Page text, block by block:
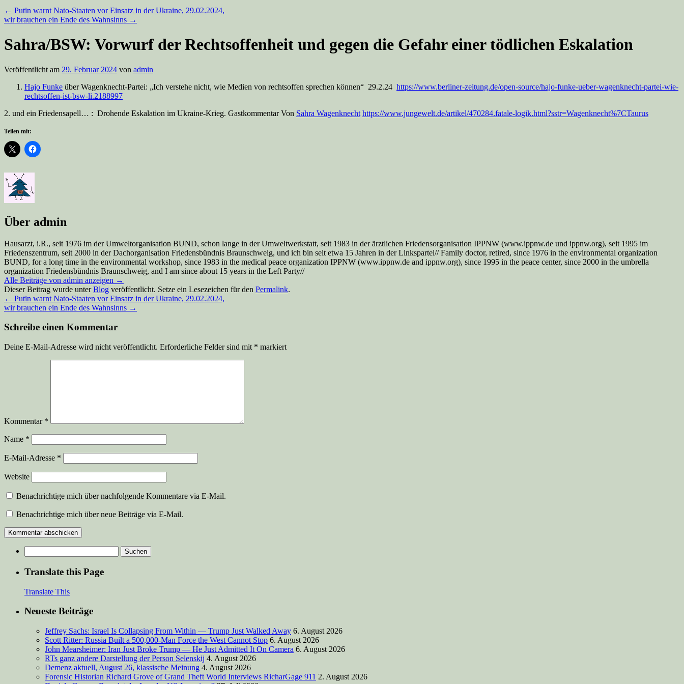
← Putin warnt Nato-Staaten vor Einsatz in der Ukraine, 29.02.2024,
wir brauchen ein Ende des Wahnsinns →
Sahra/BSW: Vorwurf der Rechtsoffenheit und gegen die Gefahr einer tödlichen Eskalation
Veröffentlicht am 29. Februar 2024 von admin
Hajo Funke über Wagenknecht-Partei: „Ich verstehe nicht, wie Medien von rechtsoffen sprechen können“ 29.2.24 https://www.berliner-zeitung.de/open-source/hajo-funke-ueber-wagenknecht-partei-wie-
rechtsoffen-ist-bsw-li.2188997
2. und ein Friedensapell… : Drohende Eskalation im Ukraine-Krieg. Gastkommentar Von Sahra Wagenknecht https://www.jungewelt.de/artikel/470284.fatale-logik.html?sstr=Wagenknecht%7CTaurus
Teilen mit:
Über admin
Hausarzt, i.R., seit 1976 im der Umweltorganisation BUND, schon lange in der Umweltwerkstatt, seit 1983 in der ärztlichen Friedensorganisation IPPNW (www.ippnw.de und ippnw.org), seit 1995 im
Friedenszentrum, seit 2000 in der Dachorganisation Friedensbündnis Braunschweig, und ich bin seit etwa 15 Jahren in der Linkspartei// Family doctor, retired, since 1976 in the environmental organization
BUND, for a long time in the environmental workshop, since 1983 in the medical peace organization IPPNW (www.ippnw.de and ippnw.org), since 1995 in the peace center, since 2000 in the umbrella
organization Friedensbündnis Braunschweig, and I am since about 15 years in the Left Party//
Alle Beiträge von admin anzeigen →
Dieser Beitrag wurde unterBlog veröffentlicht. Setze ein Lesezeichen für den Permalink.
← Putin warnt Nato-Staaten vor Einsatz in der Ukraine, 29.02.2024,
wir brauchen ein Ende des Wahnsinns →
Schreibe einen Kommentar
Deine E-Mail-Adresse wird nicht veröffentlicht. Erforderliche Felder sind mit * markiert
Kommentar *
Name *
E-Mail-Adresse *
Website
Benachrichtige mich über nachfolgende Kommentare via E-Mail.
Benachrichtige mich über neue Beiträge via E-Mail.
nach:
Translate this Page
Translate This
Neueste Beiträge
Jeffrey Sachs: Israel Is Collapsing From Within — Trump Just Walked Away 6. August 2026
Scott Ritter: Russia Built a 500,000-Man Force the West Cannot Stop 6. August 2026
John Mearsheimer: Iran Just Broke Trump — He Just Admitted It On Camera 6. August 2026
RTs ganz andere Darstellung der Person Selenskij 4. August 2026
Demenz aktuell, August 26, klassische Meinung 4. August 2026
Forensic Historian Richard Grove of Grand Theft World Interviews RicharGage 911 2. August 2026